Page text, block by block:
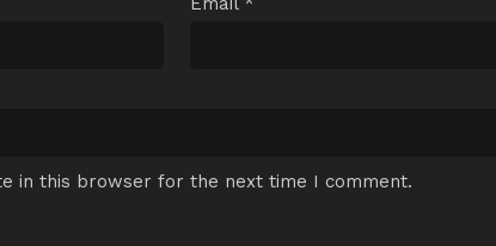
in this browser for the next time I comment.